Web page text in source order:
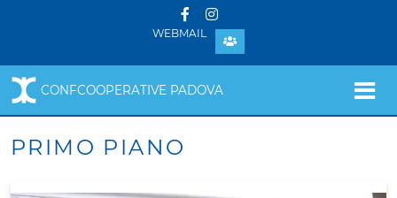
WEBMAIL
CONFCOOPERATIVE PADOVA
PRIMO PIANO